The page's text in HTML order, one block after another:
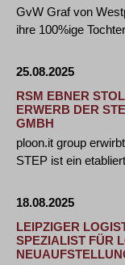
GvW Graf von
ihre 100%ige
25.08.2025
RSM EBNER
ERWERB DER
GMBH
ploon.it group
STEP ist ein
18.08.2025
LEIPZIGER
SPEZIALIST FÜR